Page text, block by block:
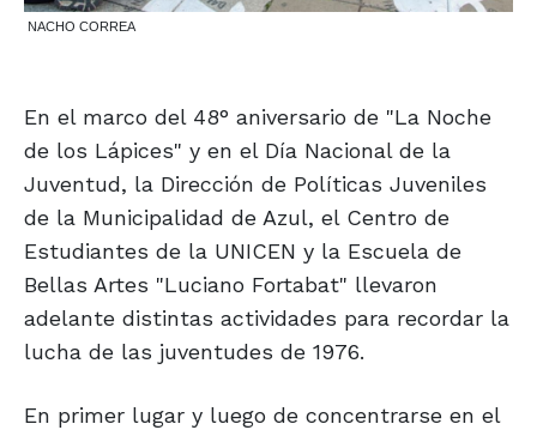
NACHO CORREA
En el marco del 48° aniversario de "La Noche
de los Lápices" y en el Día Nacional de la
Juventud, la Dirección de Políticas Juveniles
de la Municipalidad de Azul, el Centro de
Estudiantes de la UNICEN y la Escuela de
Bellas Artes "Luciano Fortabat" llevaron
adelante distintas actividades para recordar la
lucha de las juventudes de 1976.
En primer lugar y luego de concentrarse en el